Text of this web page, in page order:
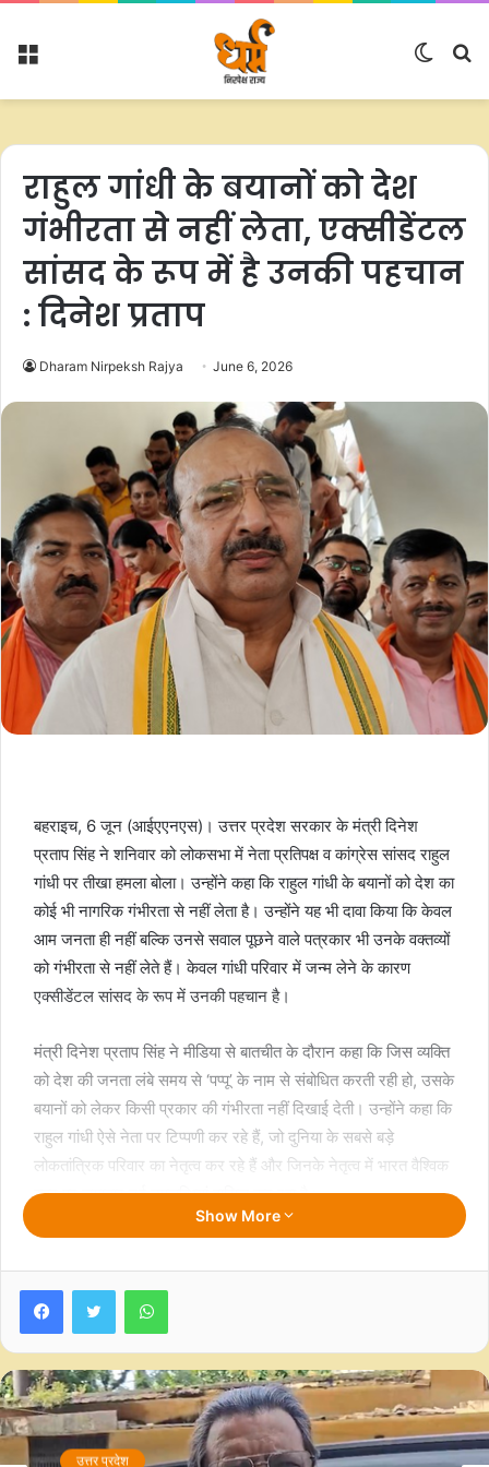
Menu
Switch
राहुल गांधी के बयानों को देश
गंभीरता से नहीं लेता, एक्‍सीडेंटल
सांसद के रूप में है उनकी पहचान
: दिनेश प्रताप
Dharam Nirpeksh Rajya June 6, 2026
बहराइच, 6 जून (आईएएनएस)। उत्तर प्रदेश सरकार के मंत्री दिनेश
प्रताप सिंह ने शनिवार को लोकसभा में नेता प्रतिपक्ष व कांग्रेस सांसद राहुल
गांधी पर तीखा हमला बोला। उन्होंने कहा कि राहुल गांधी के बयानों को देश का
कोई भी नागरिक गंभीरता से नहीं लेता है। उन्होंने यह भी दावा किया कि केवल
आम जनता ही नहीं बल्कि उनसे सवाल पूछने वाले पत्रकार भी उनके वक्तव्यों
को गंभीरता से नहीं लेते हैं। केवल गांधी परिवार में जन्‍म लेने के कारण
एक्‍सीडेंटल सांसद के रूप में उनकी पहचान है।
मंत्री दिनेश प्रताप सिंह ने मीडिया से बातचीत के दौरान कहा कि जिस व्यक्ति
को देश की जनता लंबे समय से ‘पप्पू’ के नाम से संबोधित करती रही हो, उसके
बयानों को लेकर किसी प्रकार की गंभीरता नहीं दिखाई देती। उन्होंने कहा कि
राहुल गांधी ऐसे नेता पर टिप्पणी कर रहे हैं, जो दुनिया के सबसे बड़े
लोकतांत्रिक परिवार का नेतृत्व कर रहे हैं और जिनके नेतृत्व में भारत वैश्विक
स्तर पर लगातार नई उपलब्धियां हासिल कर रहा है।
में भारत भारतीय संस्कृति, संस्कार और विकास की सोच के साथ आगे बढ़ रहा
है तथा विश्व पटल पर एक विकसित राष्ट्र के रूप में अपनी मजबूत पहचान
बना रहा है।
दिनेश प्रताप सिंह ने कहा कि प्रधानमंत्री मोदी के नेतृत्व में भारत दुनिया की
चौथी सबसे बड़ी अर्थव्यवस्था बन चुका है और अब तीसरी सबसे बड़ी
अर्थव्यवस्था बनने की दिशा में तेजी से अग्रसर है। उन्होंने आरोप लगाया कि
Show More
FacebookTwitter WhatsApp
उत्तर प्रदेश